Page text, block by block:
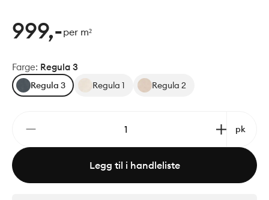
999,-per m²
Farge: Regula 3
Regula 3 Regula 1 Regula 2
pk
Legg til i handleliste